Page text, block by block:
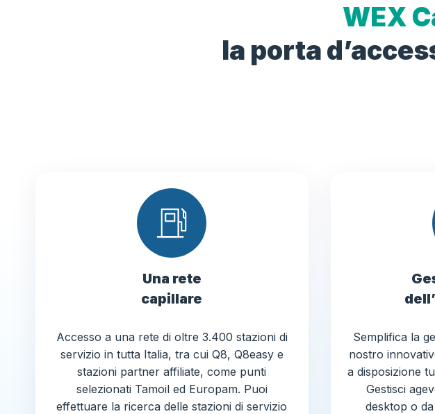
WEX
la porta
Una rete
capillare
Accesso a una rete di oltre 3.400 stazioni di
servizio in tutta Italia, tra cui Q8, Q8easy e
stazioni partner affiliate, come punti
selezionati Tamoil ed Europam. Puoi
effettuare la ricerca delle stazioni di servizio
Semplifica la
nostro
a disposizione
Gestisci
desktop o